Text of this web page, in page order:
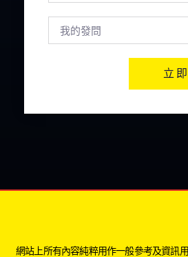
立
網站上所有內容純粹用作一般參考及資訊